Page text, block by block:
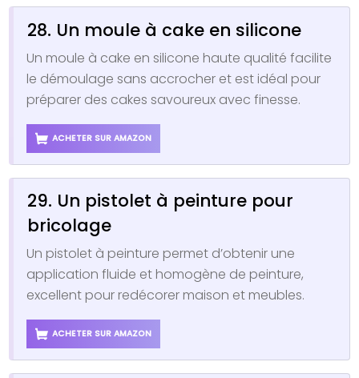
28. Un moule à cake en silicone
Un moule à cake en silicone haute qualité facilite
le démoulage sans accrocher et est idéal pour
préparer des cakes savoureux avec finesse.
ACHETER SUR AMAZON
29. Un pistolet à peinture pour
bricolage
Un pistolet à peinture permet d’obtenir une
application fluide et homogène de peinture,
excellent pour redécorer maison et meubles.
ACHETER SUR AMAZON